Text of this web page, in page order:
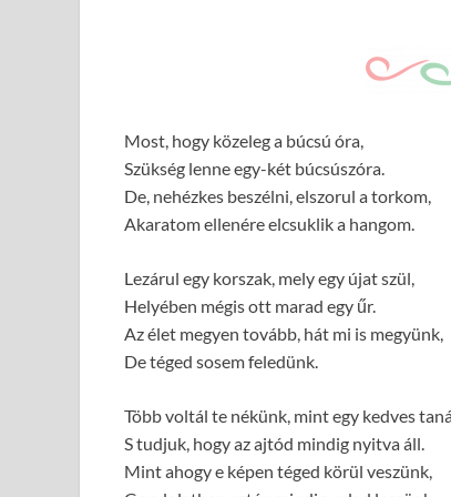
Most, hogy közeleg a búcsú óra,
Szükség lenne egy-két búcsúszóra.
De, nehézkes beszélni, elszorul a torkom,
Akaratom ellenére elcsuklik a hangom.
Lezárul egy korszak, mely egy újat szül,
Helyében mégis ott marad egy űr.
Az élet megyen tovább, hát mi is megyünk,
De téged sosem feledünk.
Több voltál te nékünk, mint egy kedves
S tudjuk, hogy az ajtód mindig nyitva áll.
Mint ahogy e képen téged körül veszünk,